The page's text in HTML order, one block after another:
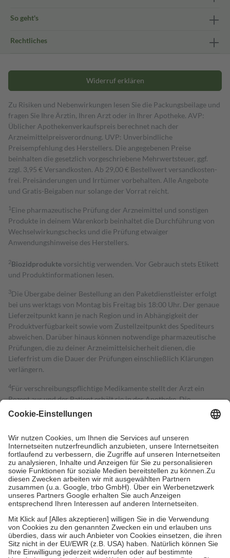
So geht's
Rechtliches
Widerruf erklären
Zu Risiken und Nebenwirkungen lesen Sie die Packungsbeilage und
fragen Sie Ihre Ärztin, Ihren Arzt oder in Ihrer Apotheke. AVP:
Üblicher Apothekenverkaufspreis berechnet nach der
Arzneimittelpreisverordnung. UVP: Unverbindliche
Preisempfehlung des Herstellers. Die angegebenen Preise
beinhalten die gesetzlich vorgeschriebene Mehrwertsteuer, ggf.
zzgl. 3,95 € Versandkosten. Ab 29,00 € Bestell­wert versand­kosten­
frei. Preisänderungen und Irrtümer vorbehalten. Alle Angebote
und Gratis-Beigaben nur solange der Vorrat reicht.
1 Eine pharmazeutische Prüfung der Arzneimittel und sonstigen
Produkte in deinem Warenkorb beinhaltet die Durchführung von
Wechselwirkungschecks und die Prüfung etwaiger
Anwendungshinweise des Herstellers.
2Biozidproduktevorsichtig verwenden. Vor Gebrauch stets Etikett
und Produktinformationen lesen.
3Die Übergabe deiner Bestellung an den Paketdienstleister erfolgt
bei uns werktags von Montag bis Freitag bis 18:00 Uhr. Der genaue
Lieferzeitpunkt kann je nach Region und in Abhängigkeit der
Produktverfügbarkeit sowie vom Zustellzeitpunkt des Spediteurs
abweichen. Darüber hinaus können notwendige pharmazeutische
Prüfungen, die zu deiner Arzneimittelsicherheit dienen, die
Lieferfrist um die Dauer der Prüfungen einschließlich Klärungen
verlängern.
4Für verschreibungspflichtige Medikamente stellt der Arzt ein
Rezept aus und der Patient erhält sie in der Apotheke. Die
gesetzliche Krankenversicherung übernimmt in der Regel die
Kosten dafür, der Versicherte trägt einen Teil davon als Zuzahlung
Grundsätzlich leisten Mitglieder Zuzahlungen in Höhe von zehn
Prozent des Abgabepreises,mindestens jedochfünf Euround
höchstens zehn Euro.Es sind jedoch nie mehr als die tatsächlichen
Kosten der Leistung zu entrichten.
Diese Regeln gelten grundsätzlich auch für Online-Apotheken.
Bei Heilmitteln und häuslicher Krankenpflege beträgt die
Zuzahlung zehn Prozent der Kosten sowie zehn Euro je
Verordnung.
Um das Engagement der Versicherten für ihre eigene Gesundheit zu
stärken und die besondere Stellung der Familie zu unterstützen,
fallenkeine Zuzahlungenan bei: